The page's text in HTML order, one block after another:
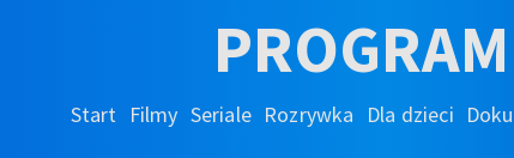
Start Filmy Seriale Rozrywka Dla dzieci